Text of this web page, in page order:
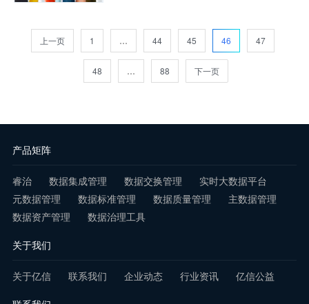
认价值的数据，数据治理正变得越来越受
欢迎和必要。然而，并非所有数据都被视
为相同。……
查看详情
上一页 1 … 44 45 46 47
48 … 88 下一页
产品矩阵
睿治 数据集成管理 数据交换管理
实时大数据平台
元数据管理
数据标准管理 数据质量管理
主数据管理
数据资产管理
数据治理工具
关于我们
关于亿信 联系我们 企业动态 行业资讯 亿信公益